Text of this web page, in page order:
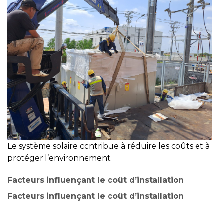
Le système solaire contribue à réduire les coûts et à
protéger l’environnement.
Facteurs influençant le coût d’installation
Facteurs influençant le coût d’installation